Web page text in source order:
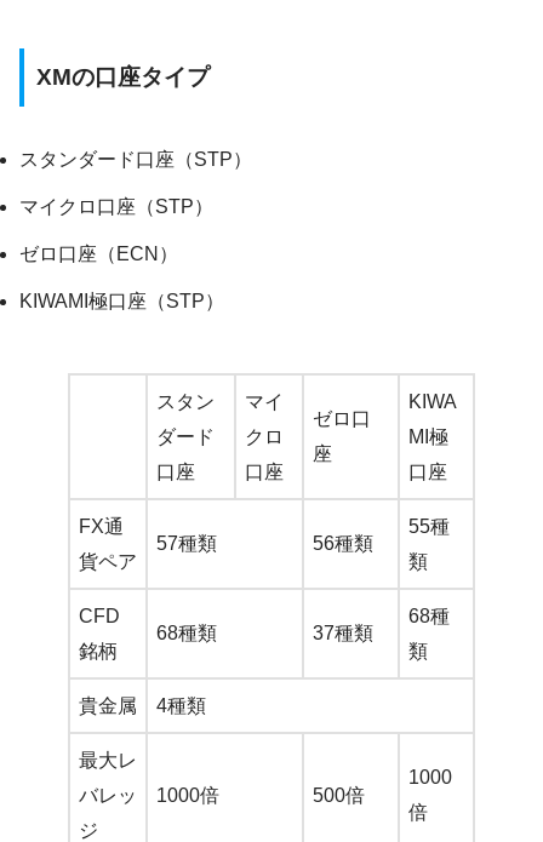
XMの口座タイプ
スタンダード口座（STP）
マイクロ口座（STP）
ゼロ口座（ECN）
KIWAMI極口座（STP）
スタン
ダード
口座
マイ
クロ
口座
ゼロ口
座
KIWA
MI極
口座
FX通
貨ペア
57種類 56種類
55種
類
CFD
銘柄
68種類 37種類
68種
類
貴金属 4種類
最大レ
バレッ
ジ
1000倍 500倍
1000
倍